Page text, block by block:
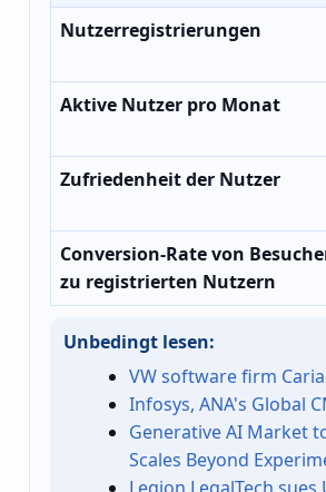
Nutzerregistrierungen
Aktive Nutzer pro Monat
Zufriedenheit der Nutzer
Conversion-Rate von
zu registrierten Nutzern
Unbedingt lesen:
VW software firm
Infosys, ANA's Global
Generative AI Market
Scales Beyond